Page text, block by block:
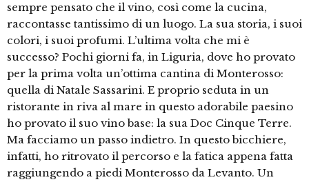
sempre pensato che il vino, così come la cucina,
raccontasse tantissimo di un luogo. La sua storia, i suoi
colori, i suoi profumi. L’ultima volta che mi è
successo? Pochi giorni fa, in Liguria, dove ho provato
per la prima volta un’ottima cantina di Monterosso:
quella di Natale Sassarini. E proprio seduta in un
ristorante in riva al mare in questo adorabile paesino
ho provato il suo vino base: la sua Doc Cinque Terre.
Ma facciamo un passo indietro. In questo bicchiere,
infatti, ho ritrovato il percorso e la fatica appena fatta
raggiungendo a piedi Monterosso da Levanto. Un